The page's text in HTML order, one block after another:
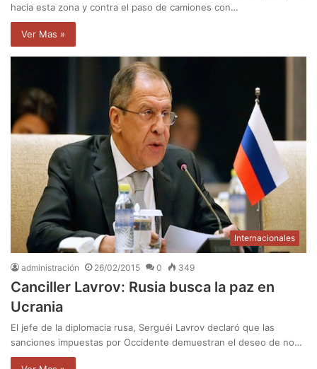
hacia esta zona y contra el paso de camiones con…
Ver Mas »
Internacionales
administración 26/02/2015 0 349
Canciller Lavrov: Rusia busca la paz en
Ucrania
El jefe de la diplomacia rusa, Serguéi Lavrov declaró que las
sanciones impuestas por Occidente demuestran el deseo de no…